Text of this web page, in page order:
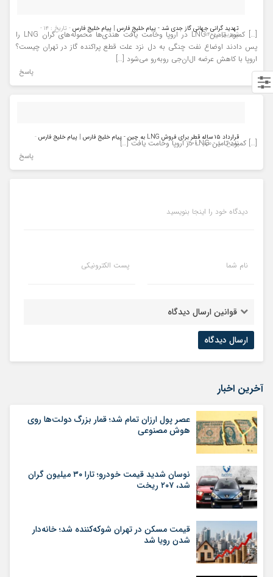
تهدید گرانی جهانی گاز جدی شد - پیام خلیج فارس | پیام خلیج فارس - تاریخ : ۱۴ -
شهریور - ۱۴۰۰
[…] کمبود تامین LNG در اروپا وخامت یافت هندی‌ها محموله‌های گران LNG را
پس دادند اوضاع نفت چنگی به دل نزد علت قطع پراکنده گاز در تهران چیست؟
اروپا با کاهش عرضه ال‌ان‌جی روبه‌رو می‌شود […]
پاسخ
قرارداد ۱۵ ساله قطر برای فروش LNG به چین - پیام خلیج فارس | پیام خلیج فارس -
تاریخ : ۸ - مهر - ۱۴۰۰
[…] کمبود تامین LNG در اروپا وخامت یافت […]
پاسخ
دیدگاه خود را اینجا بنویسید
نام شما پست الکترونیکی
قوانین ارسال دیدگاه
آخرین اخبار
عصر پول ارزان تمام شد؛ قمار بزرگ دولت‌ها روی
هوش مصنوعی
نوسان شدید قیمت خودرو؛ تارا ۳۰ میلیون گران
شد، ۲۰۷ ریخت
قیمت مسکن در تهران شوکه‌کننده شد؛ خانه‌دار
شدن رویا شد